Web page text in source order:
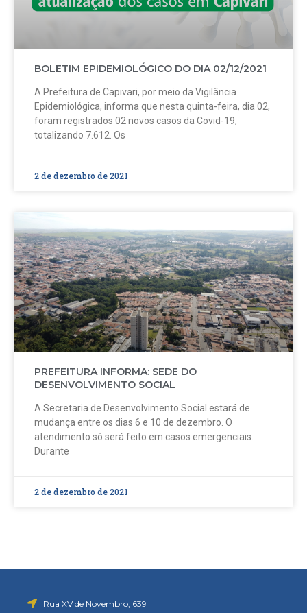
BOLETIM EPIDEMIOLÓGICO DO DIA 02/12/2021
A Prefeitura de Capivari, por meio da Vigilância
Epidemiológica, informa que nesta quinta-feira, dia 02,
foram registrados 02 novos casos da Covid-19,
totalizando 7.612. Os
2 de dezembro de 2021
PREFEITURA INFORMA: SEDE DO
DESENVOLVIMENTO SOCIAL
A Secretaria de Desenvolvimento Social estará de
mudança entre os dias 6 e 10 de dezembro. O
atendimento só será feito em casos emergenciais.
Durante
2 de dezembro de 2021
Rua XV de Novembro, 639